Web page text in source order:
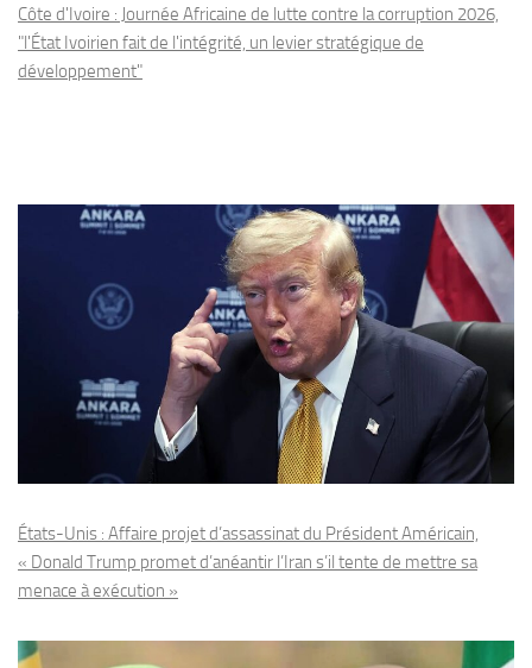
Côte d'Ivoire : Journée Africaine de lutte contre la corruption 2026,
"l'État Ivoirien fait de l'intégrité, un levier stratégique de
développement"
États-Unis : Affaire projet d’assassinat du Président Américain,
« Donald Trump promet d’anéantir l’Iran s’il tente de mettre sa
menace à exécution »